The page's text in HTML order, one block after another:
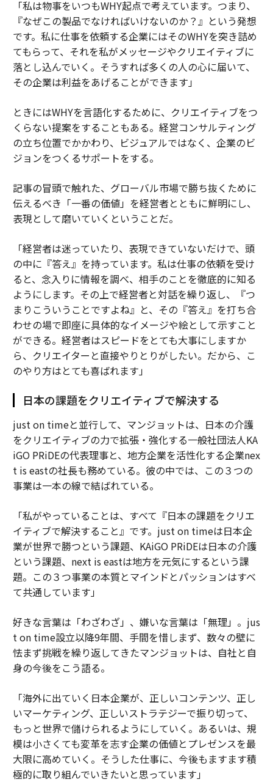
「私は物事をいつもWHY起点で考えています。つまり、
『なぜこの製品でなければいけないのか？』という発想
です。私に仕事を依頼する企業にはそのWHYを突き詰め
てもらって、それを私がメッセージやクリエイティブに
落とし込んでいく。そうすれば多くの人の心に届いて、
その企業は利益をあげることができます」
ときにはWHYを言語化するために、クリエイティブをつ
くらない提案をすることもある。経営コンサルティング
の立ち位置でかかわり、ビジュアルではなく、企業のビ
ジョンをつくるサポートをする。
記事の冒頭で触れた、グローバル市場で勝ち抜くために
伝えるべき「一番の価値」を経営者とともに鮮明にし、
表現として磨いていくということだ。
「経営者は迷っていたり、表現できていないだけで、頭
の中に『答え』を持っています。私は仕事の依頼を受け
ると、念入りに情報を調べ、相手のことを徹底的に知る
ようにします。その上で経営者と対話を繰り返し、『つ
まりこういうことですよね』と、その『答え』を打ち合
わせの場で即座に具体的なイメージや絵として示すこと
ができる。経営者はスピードをとても大事にしますか
ら、クリエイターと直接やりとりがしたい。だから、こ
のやり方はとても喜ばれます」
日本の課題をクリエイティブで解決する
just on timeと並行して、マンジョットは、日本の介護
をクリエイティブの力で拡張・強化する一般社団法人KA
iGO PRiDEの代表理事と、地方企業を活性化する企業nex
t is eastの社長も務めている。彼の中では、この３つの
事業は一本の線で結ばれている。
「私がやっていることは、すべて『日本の課題をクリエ
イティブで解決すること』です。just on timeは日本企
業が世界で勝つという課題、KAiGO PRiDEは日本の介護
という課題、next is eastは地方を元気にするという課
題。この３つ事業の本質とマインドとパッションはすべ
て共通しています」
好きな言葉は「わざわざ」、嫌いな言葉は「無理」。jus
t on time設立以降9年間、手間を惜しまず、数々の壁に
怯まず挑戦を繰り返してきたマンジョットは、自社と自
身の今後をこう語る。
「海外に出ていく日本企業が、正しいコンテンツ、正し
いマーケティング、正しいストラテジーで振り切って、
もっと世界で儲けられるようにしていく。あるいは、規
模は小さくても変革を志す企業の価値とプレゼンスを最
大限に高めていく。そうした仕事に、今後もますます積
極的に取り組んでいきたいと思っています」